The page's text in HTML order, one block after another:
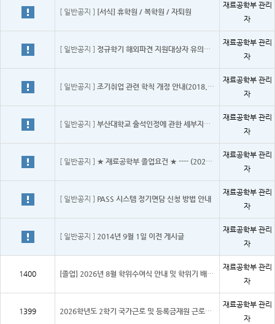
[ 일반공지 ] [서식] 휴학원 / 복학원 / 자퇴원
재료공학부 관리
자
[ 일반공지 ] 정규학기 해외파견 지원대상자 유의사항
재료공학부 관리
자
[ 일반공지 ] 조기취업 관련 학칙 개정 안내(2018.12.07. 수정)
재료공학부 관리
자
[ 일반공지 ] 부산대학교 출석인정에 관한 세부지침(2024.1.8.수정)
재료공학부 관리
자
[ 일반공지 ] ★ 재료공학부 졸업요건 ★ ---- (2021.03.11. 수정)
재료공학부 관리
자
[ 일반공지 ] PASS 시스템 정기면담 신청 방법 안내
재료공학부 관리
자
[ 일반공지 ] 2014년 9월 1일 이전 게시글
재료공학부 관리
자
1400 [졸업] 2026년 8월 학위수여식 안내 및 학위기 배부 , 학위복대여 안내
재료공학부 관리
자
1399 2026학년도 2학기 국가근로 및 등록금재원 근로봉사 장학생 신청 안내
재료공학부 관리
자